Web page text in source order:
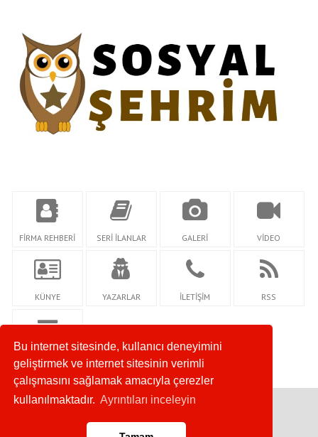
Bu internet sitesinde, kullanıcı deneyimini
geliştirmek ve internet sitesinin verimli
çalışmasını sağlamak amacıyla çerezler
kullanılmaktadır. Ayrıntıları inceleyin
FİRMA REHBERİ SERİ İLANLAR GALERİ VİDEO
KÜNYE YAZARLAR İLETİŞİM RSS